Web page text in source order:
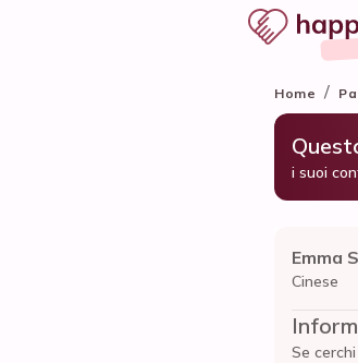
Home /
i suoi
Emma
Cinese
Se